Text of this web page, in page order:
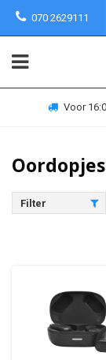
070 2629111
Voor
Oordopjes
Filter